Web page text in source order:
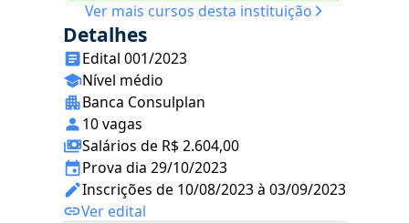
Ver mais cursos desta instituição
Detalhes
Edital 001/2023
Nível médio
Banca Consulplan
10 vagas
Salários de R$ 2.604,00
Prova dia 29/10/2023
Inscrições de 10/08/2023 à 03/09/2023
Ver edital